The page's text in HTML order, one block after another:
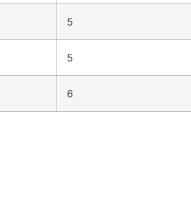
5
5
6